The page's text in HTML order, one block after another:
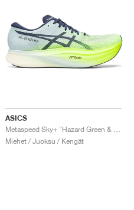
ASICS
Miehet / Juoksu / Kengät